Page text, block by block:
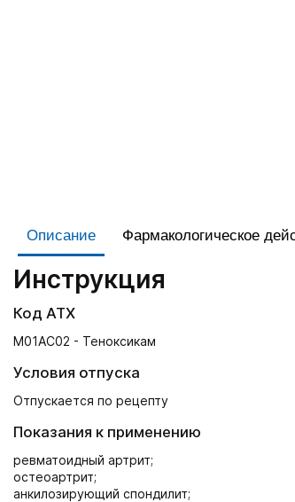
Описание Фармакологическое
Инструкция
Код АТХ
M01AC02 - Теноксикам
Условия отпуска
Отпускается по рецепту
Показания к применению
ревматоидный артрит;
остеоартрит;
анкилозирующий спондилит;